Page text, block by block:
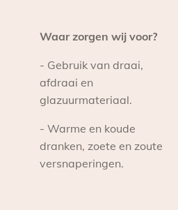
Waar zorgen wij voor?
- Gebruik van draai,
afdraai en
glazuurmateriaal.
- Warme en koude
dranken, zoete en zoute
versnaperingen.